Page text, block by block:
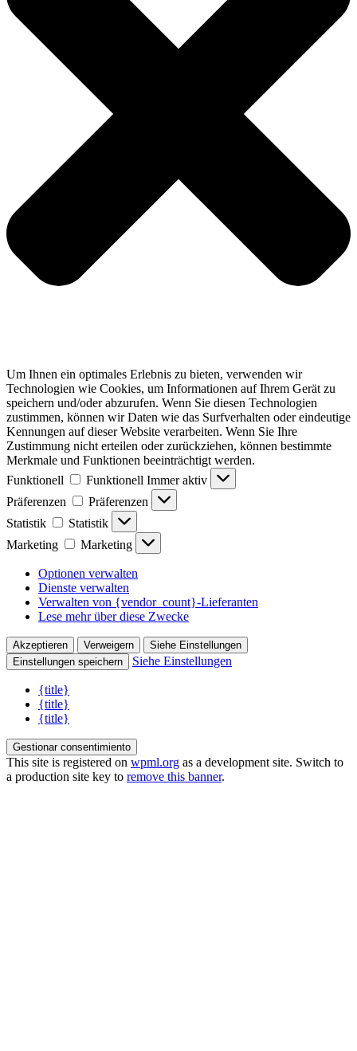
Um Ihnen ein optimales Erlebnis zu bieten, verwenden wir
Technologien wie Cookies, um Informationen auf Ihrem Gerät zu
speichern und/oder abzurufen. Wenn Sie diesen Technologien
zustimmen, können wir Daten wie das Surfverhalten oder eindeutige
Kennungen auf dieser Website verarbeiten. Wenn Sie Ihre
Zustimmung nicht erteilen oder zurückziehen, können bestimmte
Merkmale und Funktionen beeinträchtigt werden.
Funktionell
Funktionell Immer aktiv
Präferenzen
Präferenzen
Statistik
Statistik
Marketing
Marketing
Optionen verwalten
Dienste verwalten
Verwalten von {vendor_count}-Lieferanten
Lese mehr über diese Zwecke
Akzeptieren Verweigern
Siehe Einstellungen
Einstellungen speichern
Siehe Einstellungen
{title}
{title}
{title}
Gestionar consentimiento
This site is registered on wpml.org as a development site. Switch to
a production site key to remove this banner.